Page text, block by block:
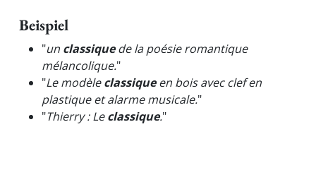
Beispiel
"un classiquede la poésie romantique
mélancolique."
"Le modèleclassiqueen bois avec clef en
plastique et alarme musicale."
"Thierry : Leclassique."